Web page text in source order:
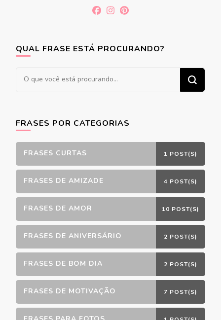
QUAL FRASE ESTÁ PROCURANDO?
Procurando
algo?
FRASES POR CATEGORIAS
FRASES CURTAS 1 POST(S)
FRASES DE AMIZADE 4 POST(S)
FRASES DE AMOR 10 POST(S)
FRASES DE ANIVERSÁRIO 2 POST(S)
FRASES DE BOM DIA 2 POST(S)
FRASES DE MOTIVAÇÃO 7 POST(S)